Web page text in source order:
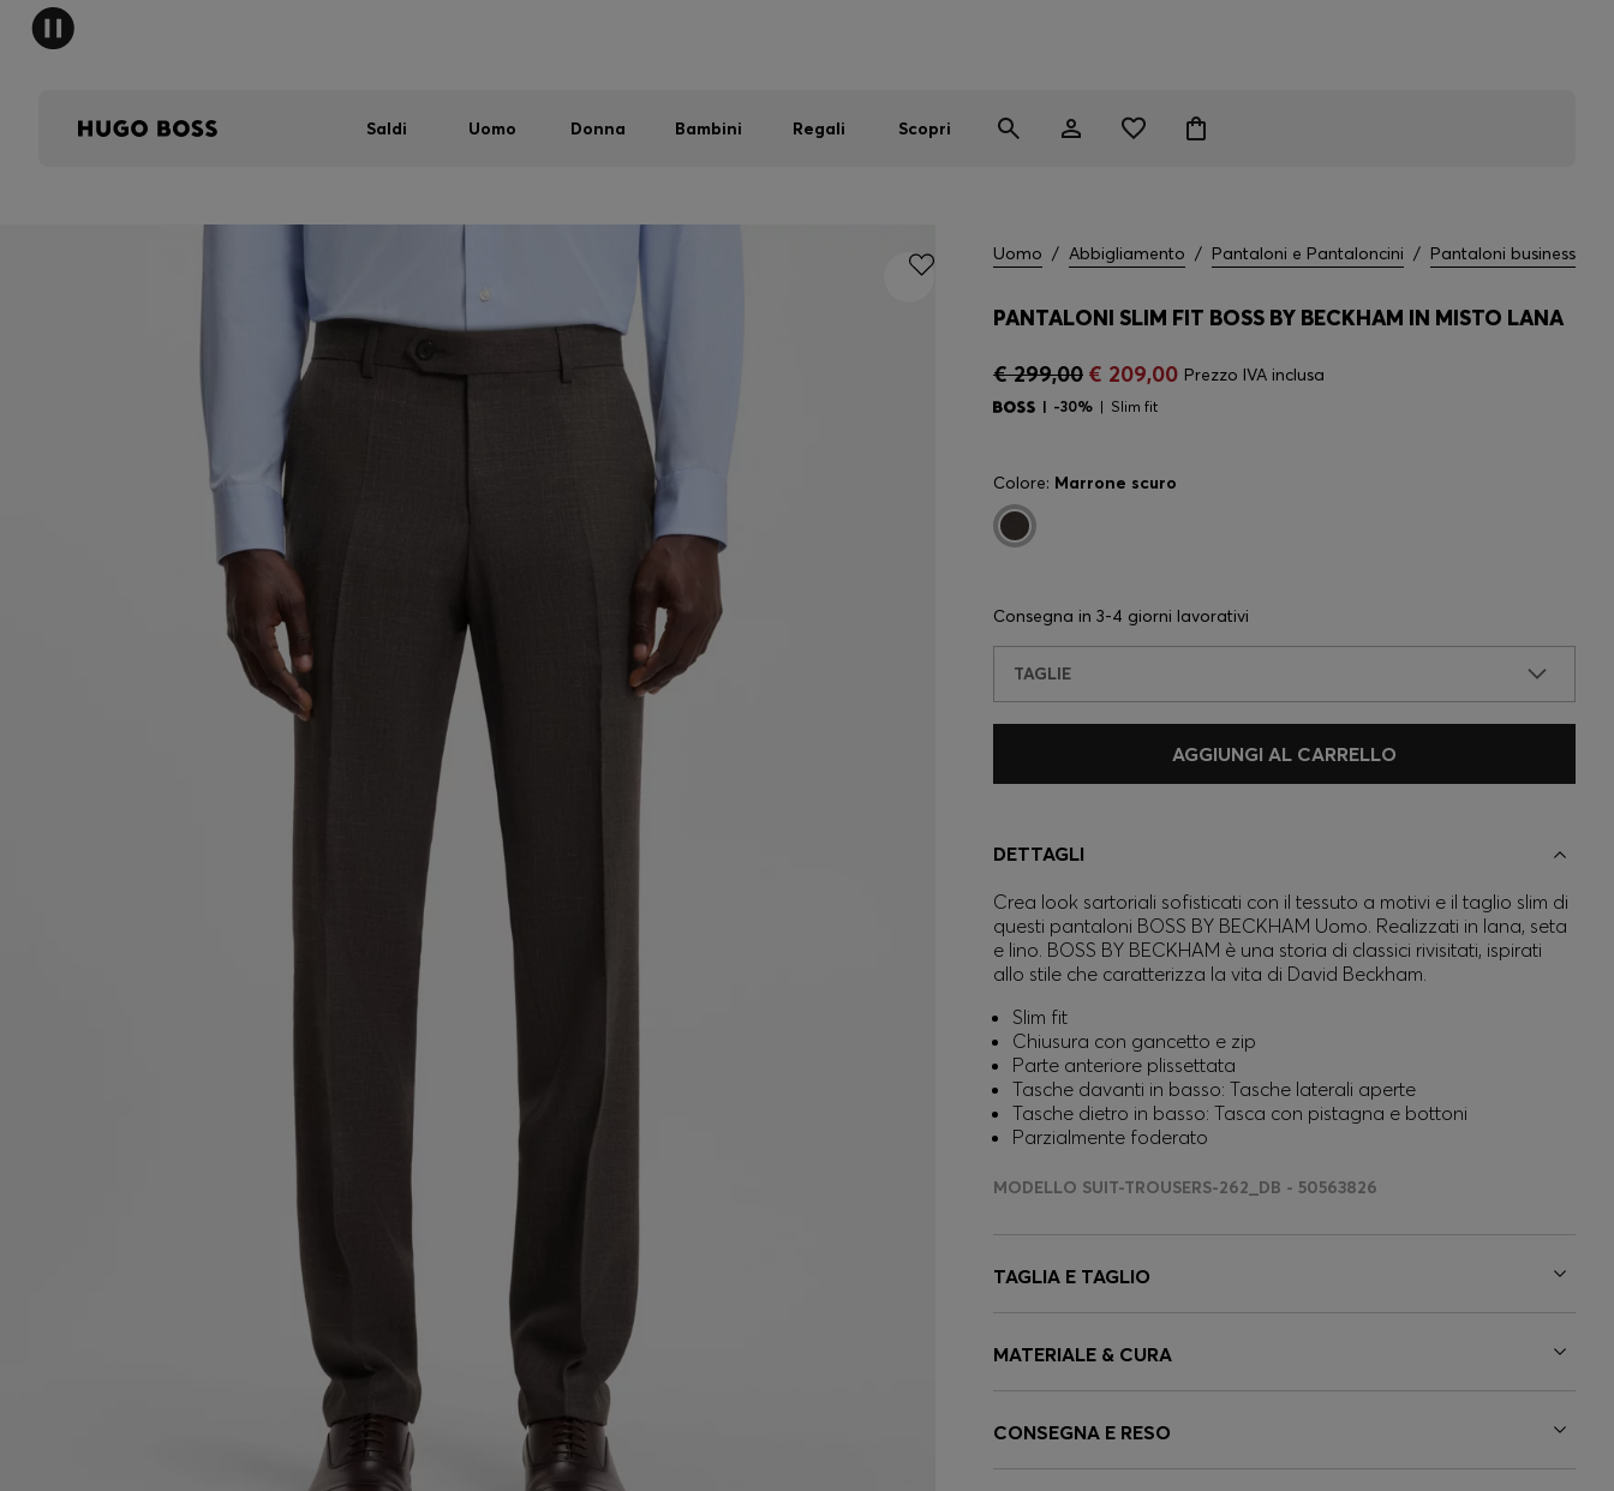
Saldi Uomo Donna Bambini Regali Scopri
Uomo / Abbigliamento / Pantaloni e Pantaloncini / Pantaloni business
PANTALONI SLIM FIT BOSS BY BECKHAM IN MISTO LANA
€ 299,00 € 209,00 Prezzo IVA inclusa
-30% Slim fit
Colore: Marrone scuro
Consegna in 3-4 giorni lavorativi
TAGLIE
AGGIUNGI AL CARRELLO
DETTAGLI
Crea look sartoriali sofisticati con il tessuto a motivi e il taglio slim di
questi pantaloni BOSS BY BECKHAM Uomo. Realizzati in lana, seta
e lino. BOSS BY BECKHAM è una storia di classici rivisitati, ispirati
allo stile che caratterizza la vita di David Beckham.
Slim fit
Chiusura con gancetto e zip
Parte anteriore plissettata
Tasche davanti in basso: Tasche laterali aperte
Tasche dietro in basso: Tasca con pistagna e bottoni
Parzialmente foderato
MODELLO SUIT-TROUSERS-262_DB - 50563826
TAGLIA E TAGLIO
MATERIALE & CURA
CONSEGNA E RESO